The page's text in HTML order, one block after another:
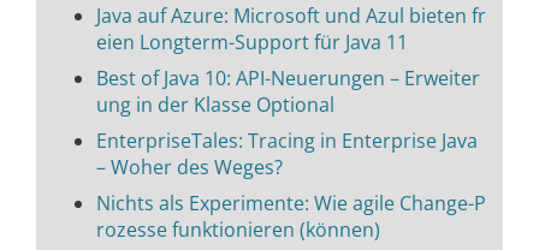
Java auf Azure: Microsoft und Azul bieten fr
eien Longterm-Support für Java 11
Best of Java 10: API-Neuerungen – Erweiter
ung in der Klasse Optional
EnterpriseTales: Tracing in Enterprise Java
– Woher des Weges?
Nichts als Experimente: Wie agile Change-P
rozesse funktionieren (können)